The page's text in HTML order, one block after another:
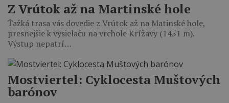
Z Vrútok až na Martinské hole
Ťažká trasa vás dovedie z Vrútok až na Matinské hole,
presnejšie k vysielaču na vrchole Krížavy (1451 m).
Výstup nepatrí…
Mostviertel: Cyklocesta Muštových
barónov